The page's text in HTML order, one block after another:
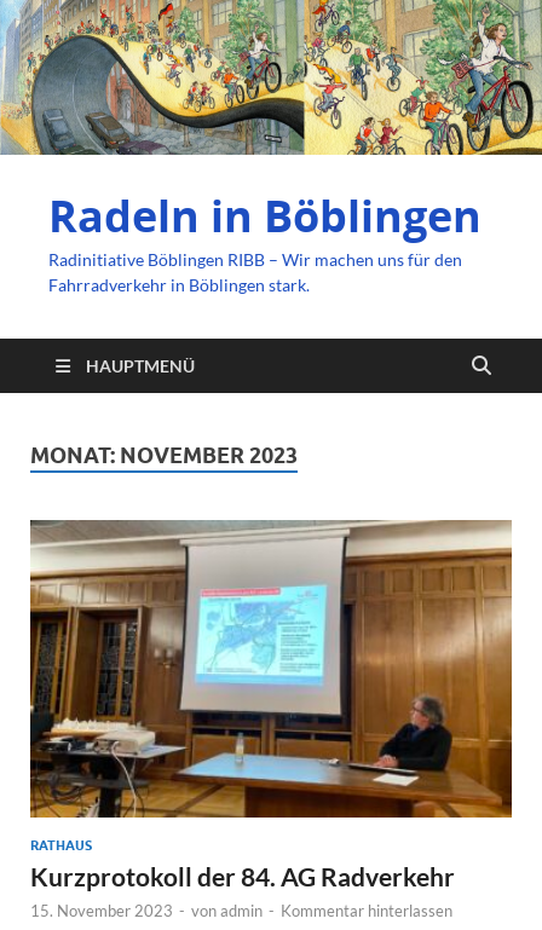
Radeln in Böblingen
Radinitiative Böblingen RIBB – Wir machen uns für den
Fahrradverkehr in Böblingen stark.
HAUPTMENÜ
MONAT: NOVEMBER 2023
RATHAUS
Kurzprotokoll der 84. AG Radverkehr
15. November 2023 - vonadmin - Kommentar hinterlassen